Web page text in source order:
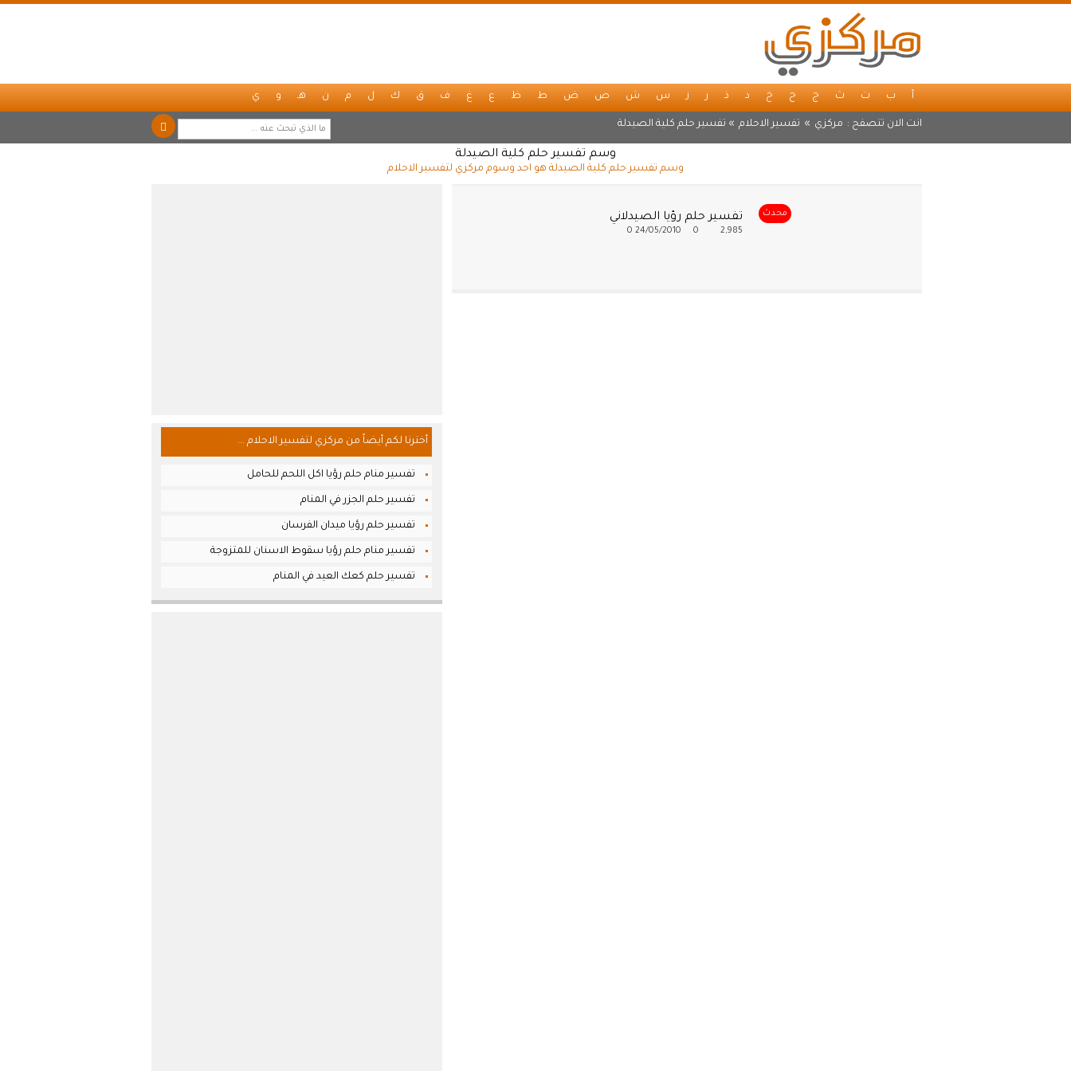
أ ب ت ث ج ح خ د ذ ر ز س ش ص ض ط ظ ع غ ف ق ك ل م ن هـ و ي
انت الان تتصفح : مركزي » تفسير الاحلام » تفسير حلم كلية الصيدلة
وسم تفسير حلم كلية الصيدلة
وسم تفسير حلم كلية الصيدلة هو احد وسوم مركزي لتفسير الاحلام
محدث تفسير حلم رؤيا الصيدلاني
2,985
24/05/2010
0
أخترنا لكم أيضاً من مركزي لتفسير الاحلام ...
تفسير منام حلم رؤيا اكل اللحم للحامل
تفسير حلم الجزر في المنام
تفسير حلم رؤيا ميدان الفرسان
تفسير منام حلم رؤيا سقوط الاسنان للمتزوجة
تفسير حلم كعك العيد في المنام